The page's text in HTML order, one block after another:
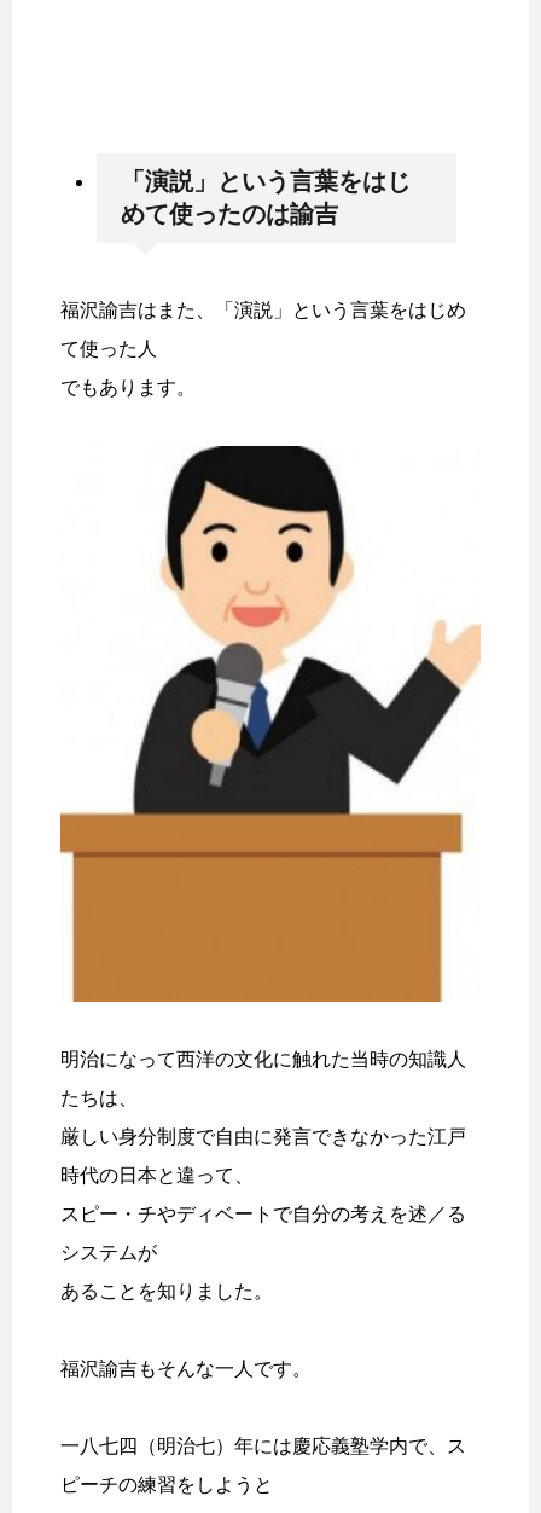
「演説」という言葉をはじ
めて使ったのは諭吉
福沢諭吉はまた、「演説」という言葉をはじめ
て使った人
でもあります。
明治になって西洋の文化に触れた当時の知識人
たちは、
厳しい身分制度で自由に発言できなかった江戸
時代の日本と違って、
スピー・チやディベートで自分の考えを述／る
システムが
あることを知りました。
福沢諭吉もそんな一人です。
一八七四（明治七）年には慶応義塾学内で、ス
ピーチの練習をしようと